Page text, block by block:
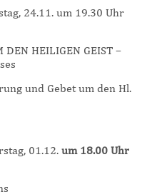
24.11. um 19.30 Uhr
DEN HEILIGEN GEIST –
und Gebet um den Hl.
01.12.um 18.00 Uhr